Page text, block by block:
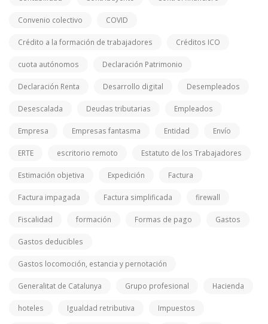
Convenio colectivo COVID
Crédito a la formación de trabajadores Créditos ICO
cuota autónomos Declaración Patrimonio
Declaración Renta Desarrollo digital Desempleados
Desescalada Deudas tributarias Empleados
Empresa Empresas fantasma Entidad Envío
ERTE escritorio remoto Estatuto de los Trabajadores
Estimación objetiva Expedición Factura
Factura impagada Factura simplificada firewall
Fiscalidad formación Formas de pago Gastos
Gastos deducibles
Gastos locomoción, estancia y pernotación
Generalitat de Catalunya Grupo profesional Hacienda
hoteles Igualdad retributiva Impuestos